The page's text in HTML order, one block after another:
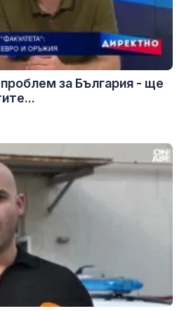
за България - ще